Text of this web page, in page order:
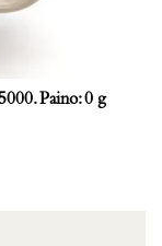
Paino: 0 g